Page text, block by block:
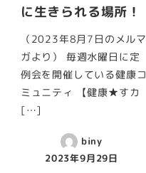
に生きられる場所！
（2023年8月7日のメルマ
ガより） 毎週水曜日に定
例会を開催している健康コ
ミュニティ 【健康★すカ
[…]
biny
2023年9月29日